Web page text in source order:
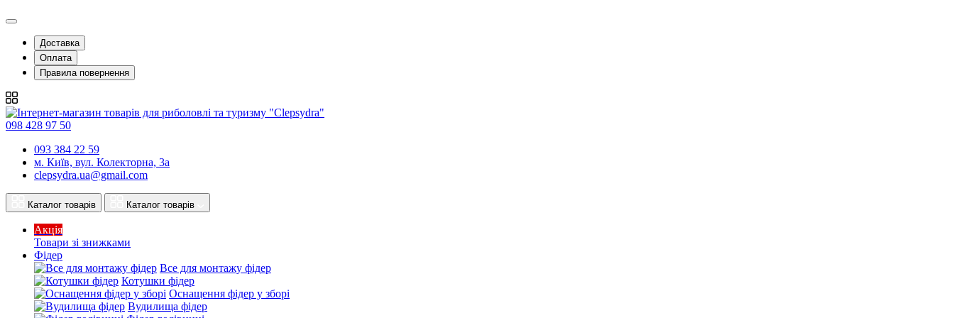
Доставка
Оплата
Правила повернення
098 428 97 50
093 384 22 59
м. Київ, вул. Колекторна, 3а
clepsydra.ua@gmail.com
Каталог товарів Каталог товарів
Акція
Товари зі знижками
Фідер
Все для монтажу фідер
Котушки фідер
Оснащення фідер у зборі
Вудилища фідер